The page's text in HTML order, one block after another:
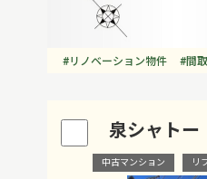
#リノベーション物件 #間
泉シャトー
中古マンション リ